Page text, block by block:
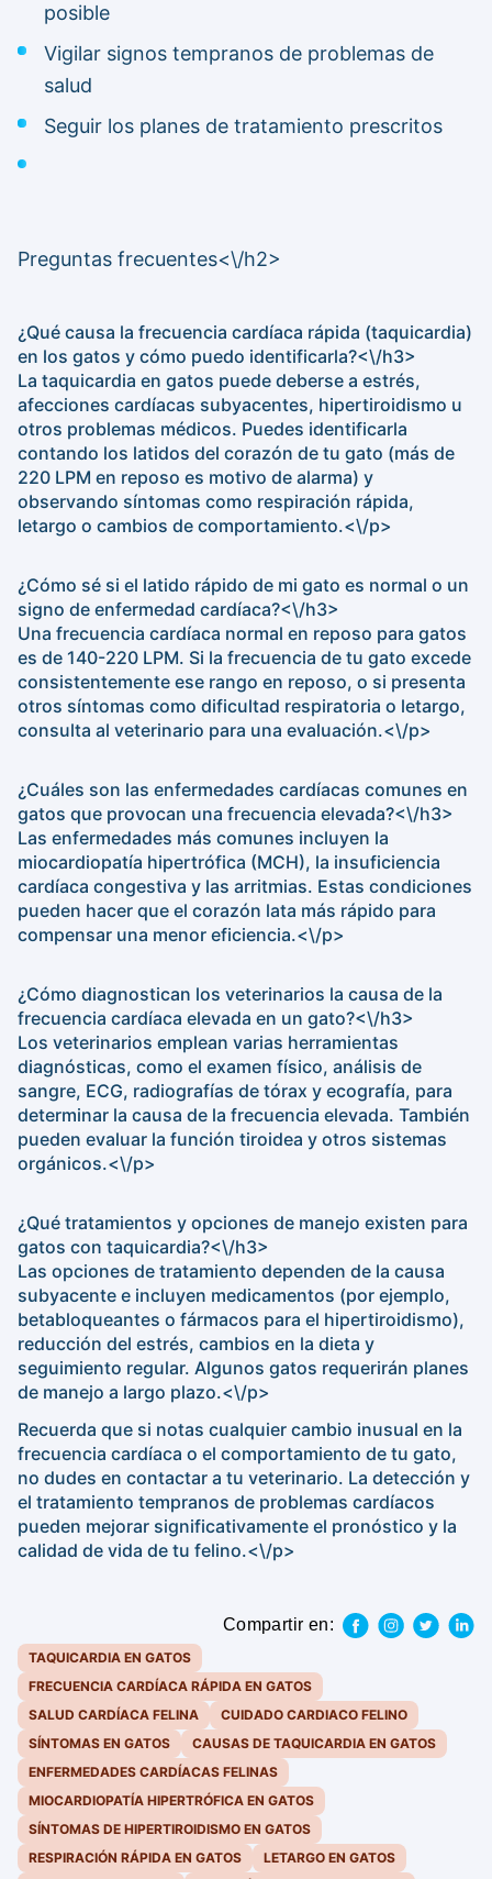
posible
Vigilar signos tempranos de problemas de
salud
Seguir los planes de tratamiento prescritos
Preguntas frecuentes<\/h2>
¿Qué causa la frecuencia cardíaca rápida (taquicardia)
en los gatos y cómo puedo identificarla?<\/h3>
La taquicardia en gatos puede deberse a estrés,
afecciones cardíacas subyacentes, hipertiroidismo u
otros problemas médicos. Puedes identificarla
contando los latidos del corazón de tu gato (más de
220 LPM en reposo es motivo de alarma) y
observando síntomas como respiración rápida,
letargo o cambios de comportamiento.<\/p>
¿Cómo sé si el latido rápido de mi gato es normal o un
signo de enfermedad cardíaca?<\/h3>
Una frecuencia cardíaca normal en reposo para gatos
es de 140-220 LPM. Si la frecuencia de tu gato excede
consistentemente ese rango en reposo, o si presenta
otros síntomas como dificultad respiratoria o letargo,
consulta al veterinario para una evaluación.<\/p>
¿Cuáles son las enfermedades cardíacas comunes en
gatos que provocan una frecuencia elevada?<\/h3>
Las enfermedades más comunes incluyen la
miocardiopatía hipertrófica (MCH), la insuficiencia
cardíaca congestiva y las arritmias. Estas condiciones
pueden hacer que el corazón lata más rápido para
compensar una menor eficiencia.<\/p>
¿Cómo diagnostican los veterinarios la causa de la
frecuencia cardíaca elevada en un gato?<\/h3>
Los veterinarios emplean varias herramientas
diagnósticas, como el examen físico, análisis de
sangre, ECG, radiografías de tórax y ecografía, para
determinar la causa de la frecuencia elevada. También
pueden evaluar la función tiroidea y otros sistemas
orgánicos.<\/p>
¿Qué tratamientos y opciones de manejo existen para
gatos con taquicardia?<\/h3>
Las opciones de tratamiento dependen de la causa
subyacente e incluyen medicamentos (por ejemplo,
betabloqueantes o fármacos para el hipertiroidismo),
reducción del estrés, cambios en la dieta y
seguimiento regular. Algunos gatos requerirán planes
de manejo a largo plazo.<\/p>
Recuerda que si notas cualquier cambio inusual en la
frecuencia cardíaca o el comportamiento de tu gato,
no dudes en contactar a tu veterinario. La detección y
el tratamiento tempranos de problemas cardíacos
pueden mejorar significativamente el pronóstico y la
calidad de vida de tu felino.<\/p>
Compartir en:
TAQUICARDIA EN GATOS
FRECUENCIA CARDÍACA RÁPIDA EN GATOS
SALUD CARDÍACA FELINA
CUIDADO CARDIACO FELINO
SÍNTOMAS EN GATOS
CAUSAS DE TAQUICARDIA EN GATOS
ENFERMEDADES CARDÍACAS FELINAS
MIOCARDIOPATÍA HIPERTRÓFICA EN GATOS
SÍNTOMAS DE HIPERTIROIDISMO EN GATOS
RESPIRACIÓN RÁPIDA EN GATOS
LETARGO EN GATOS